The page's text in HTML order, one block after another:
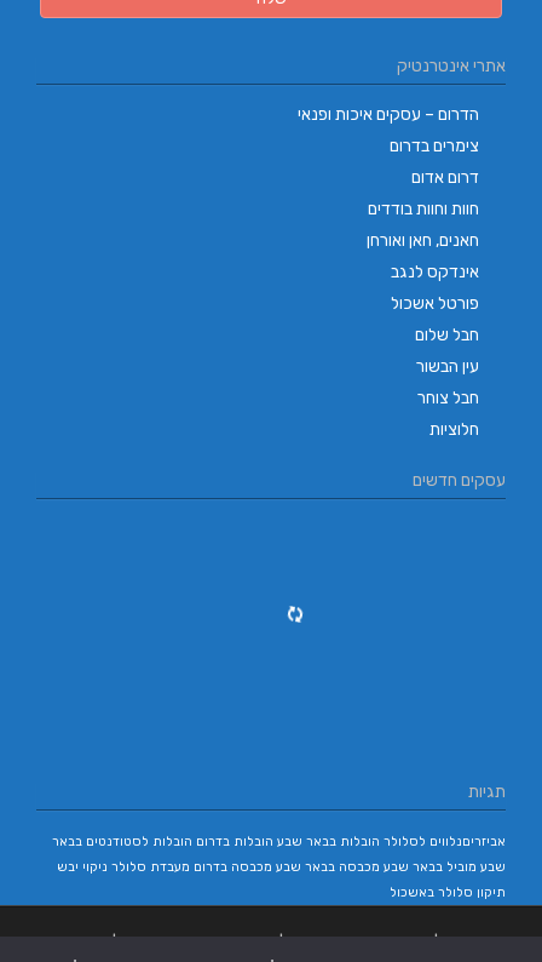
אתרי אינטרנטיק
הדרום – עסקים איכות ופנאי
צימרים בדרום
דרום אדום
חוות וחוות בודדים
חאנים, חאן ואורחן
אינדקס לנגב
פורטל אשכול
חבל שלום
עין הבשור
חבל צוחר
חלוציות
עסקים חדשים
תגיות
אביזריםנלווים לסלולר הובלות בבאר שבע הובלות בדרום הובלות לסטודנטים בבאר
שבע מוביל בבאר שבע מכבסה בבאר שבע מכבסה בדרום מעבדת סלולר ניקוי יבש
תיקון סלולר באשכול